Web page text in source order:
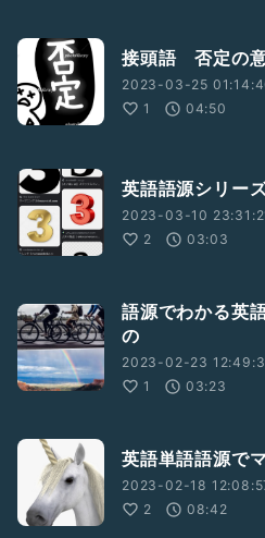
接頭語 否定の
2023-03-25
1
04:50
英語語源シリー
2023-03-10
2
03:03
語源でわかる英
の
2023-02-23
1
03:23
英語単語語源で
2023-02-18
2
08:42